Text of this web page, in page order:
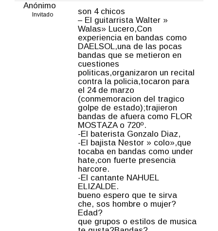
Anónimo
Invitado
son 4 chicos
– El guitarrista Walter »
Walas» Lucero,Con
experiencia en bandas como
DAELSOL,una de las pocas
bandas que se metieron en
cuestiones
politicas,organizaron un recital
contra la policia,tocaron para
el 24 de marzo
(conmemoracion del tragico
golpe de estado);trajieron
bandas de afuera como FLOR
MOSTAZA o 720º.
-El baterista Gonzalo Diaz,
-El bajista Nestor » colo»,que
tocaba en bandas como under
hate,con fuerte presencia
harcore.
-El cantante NAHUEL
ELIZALDE.
bueno espero que te sirva
che, sos hombre o mujer?
Edad?
que grupos o estilos de musica